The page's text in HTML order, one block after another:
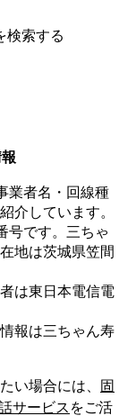
業者名・回線種
介しています。
号です。 三ちゃ
地は茨城県笠間
は東日本電信電
報は三ちゃん寿
い場合には、
固
サービス をご活